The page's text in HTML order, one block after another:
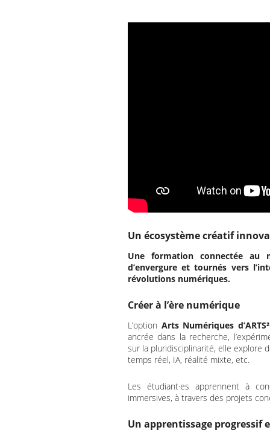
Un écosystème créatif
Une formation connectée au
d’envergure et tournés vers
révolutions numériques.
Créer à l’ère numérique
L’option Arts Numériques d’ARTS²
ancrée dans la recherche,
sur la pluridisciplinarité, elle explore
temps réel, IA, réalité mixte, etc.
Les étudiant·es apprennent à
immersives, à travers des projets
Un apprentissage progressif